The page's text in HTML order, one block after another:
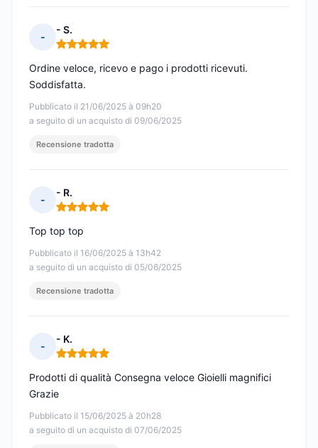
-
- S.
Nota: 5 su 5
Pubblicato il 21/06/2025 à 09h20
a seguito di un acquisto di 09/06/2025
Ordine veloce, ricevo e pago i prodotti ricevuti.
Soddisfatta.
Recensione tradotta
-
- R.
Nota: 5 su 5
Pubblicato il 16/06/2025 à 13h42
a seguito di un acquisto di 05/06/2025
Top top top
Recensione tradotta
-
- K.
Nota: 5 su 5
Pubblicato il 15/06/2025 à 20h28
a seguito di un acquisto di 07/06/2025
Prodotti di qualità Consegna veloce Gioielli magnifici
Grazie